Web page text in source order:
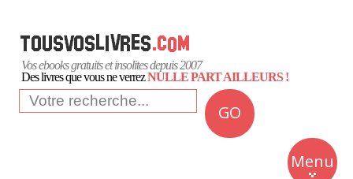
Vos ebooks gratuits et insolites depuis 2007
Des livres que vous ne verrezNULLE PART AILLEURS !
GO
Menu
Insolite